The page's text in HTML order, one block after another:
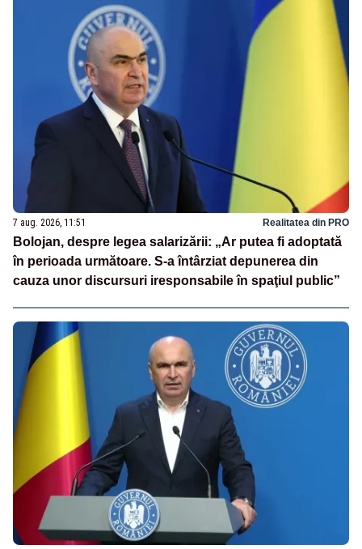
7 aug. 2026, 11:51 Realitatea din PRO
Bolojan, despre legea salarizării: „Ar putea fi adoptată
în perioada următoare. S-a întârziat depunerea din
cauza unor discursuri iresponsabile în spaţiul public”